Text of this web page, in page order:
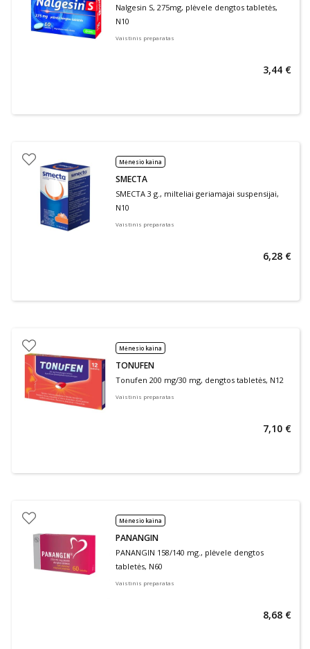
Nalgesin S, 275mg, plėvele dengtos tabletės,
N10
Vaistinis preparatas
3,44 €
Mėnesio kaina
SMECTA
SMECTA 3 g., milteliai geriamajai suspensijai,
N10
Vaistinis preparatas
6,28 €
Mėnesio kaina
TONUFEN
Tonufen 200 mg/30 mg, dengtos tabletės, N12
Vaistinis preparatas
7,10 €
Mėnesio kaina
PANANGIN
PANANGIN 158/140 mg., plėvele dengtos
tabletės, N60
Vaistinis preparatas
8,68 €